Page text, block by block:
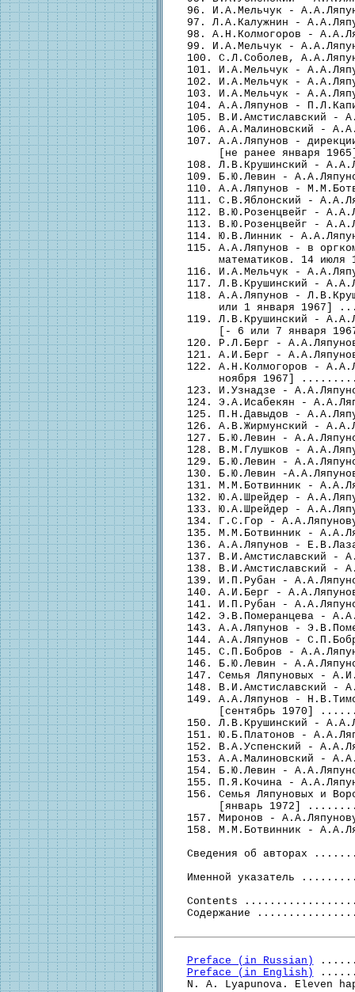
Preface (in Russian)
Preface (in English)
N. A. Lyapunova. Eleven